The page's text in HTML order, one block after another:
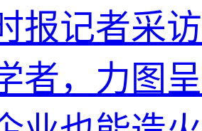
报记者采
者，力图